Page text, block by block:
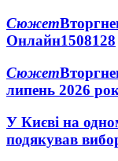
Сюжет
Онлайн1508128
Сюжет
липень 2026
У Києві на
подякував